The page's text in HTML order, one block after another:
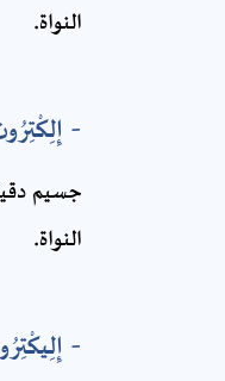
النواة.
جسيم
النواة.